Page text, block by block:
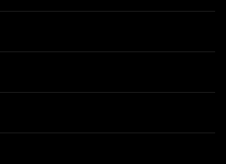
ललितकला प्रदर्शनी